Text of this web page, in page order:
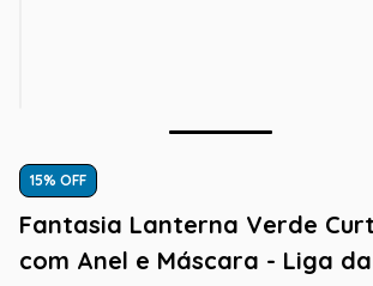
15% OFF
Fantasia Lanterna Verde
com Anel e Máscara - Liga